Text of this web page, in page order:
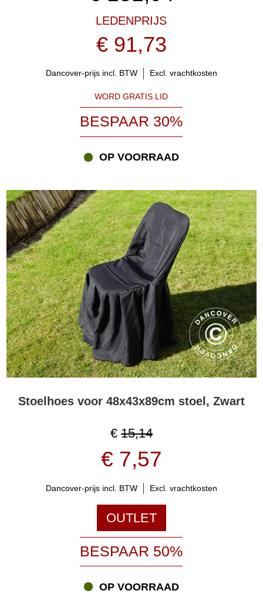
LEDENPRIJS
€ 91,73
Dancover-prijs incl. BTW Excl. vrachtkosten
WORD GRATIS LID
BESPAAR 30%
OP VOORRAAD
Stoelhoes voor 48x43x89cm stoel, Zwart
€ 15,14
€ 7,57
Dancover-prijs incl. BTW Excl. vrachtkosten
OUTLET
BESPAAR 50%
OP VOORRAAD